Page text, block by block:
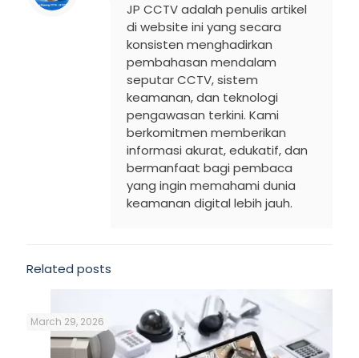
JP CCTV adalah penulis artikel
di website ini yang secara
konsisten menghadirkan
pembahasan mendalam
seputar CCTV, sistem
keamanan, dan teknologi
pengawasan terkini. Kami
berkomitmen memberikan
informasi akurat, edukatif, dan
bermanfaat bagi pembaca
yang ingin memahami dunia
keamanan digital lebih jauh.
Related posts
March 29, 2026